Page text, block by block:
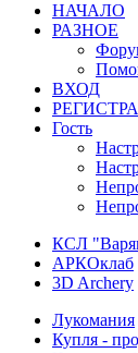
НАЧАЛО
РАЗНОЕ
ВХОД
Гость
КСЛ
АРКОклаб
3D Archery
Лукомания
Купля -